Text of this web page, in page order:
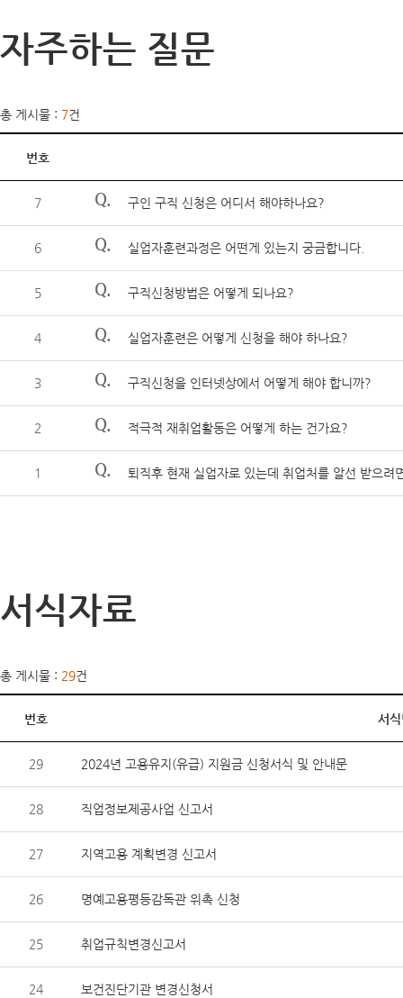
자주하는 질문
총 게시물 : 7건
번호
7 Q. 구인 구직 신청은 어디서 해야하나요?
6 Q. 실업자훈련과정은 어떤게 있는지 궁금합니다.
5 Q. 구직신청방법은 어떻게 되나요?
4 Q. 실업자훈련은 어떻게 신청을 해야 하나요?
3 Q. 구직신청을 인터넷상에서 어떻게 해야 합니까?
2 Q. 적극적 재취업활동은 어떻게 하는 건가요?
1 Q. 퇴직후 현재 실업자로 있는데 취업처를 알선 받으려
서식자료
총 게시물 : 29건
번호 서
29 2024년 고용유지(유급) 지원금 신청서식 및 안내문
28 직업정보제공사업 신고서
27 지역고용 계획변경 신고서
26 명예고용평등감독관 위촉 신청
25 취업규칙변경신고서
24 보건진단기관 변경신청서